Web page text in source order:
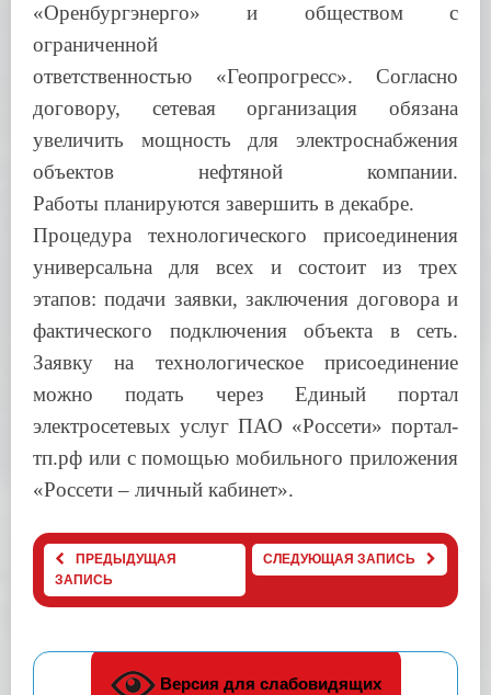
«Оренбургэнерго» и обществом с
ограниченной
ответственностью «Геопрогресс». Согласно
договору, сетевая организация обязана
увеличить мощность для электроснабжения
объектов нефтяной компании.
Работы планируются завершить в декабре.
Процедура технологического присоединения
универсальна для всех и состоит из трех
этапов: подачи заявки, заключения договора и
фактического подключения объекта в сеть.
Заявку на технологическое присоединение
можно подать черезЕдиный портал
электросетевых услуг ПАО «Россети» портал-
тп.рф или с помощьюмобильного приложения
«Россети – личный кабинет».
ПРЕДЫДУЩАЯ
ЗАПИСЬ
СЛЕДУЮЩАЯ ЗАПИСЬ
Версия для слабовидящих